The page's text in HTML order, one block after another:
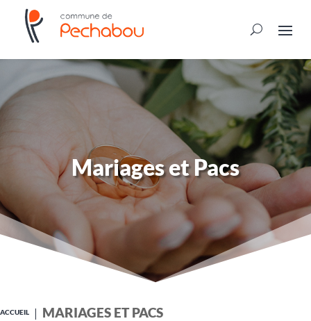
Mariages et Pacs
ACCUEIL MARIAGES ET PACS